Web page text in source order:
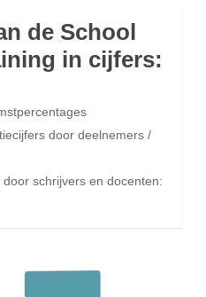
de School
in cijfers:
door deelnemers /
schrijvers en docenten: